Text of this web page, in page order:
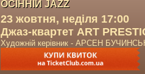
ОСІННІЙ JAZZ
23 жовтня, неділя 17:00
Джаз-квартет ART
Художній керівник - АРСЕН